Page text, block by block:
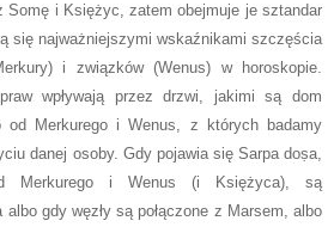
Somę i Księżyc, zatem obejmuje je sztandar
się najważniejszymi wskaźnikami szczęścia
i związków (Wenus) w horoskopie.
wpływają przez drzwi, jakimi są dom
Merkurego i Wenus, z których badamy
danej osoby. Gdy pojawia się Sarpa doṣa,
Merkurego i Wenus (i Księżyca), są
albo gdy węzły są połączone z Marsem, albo